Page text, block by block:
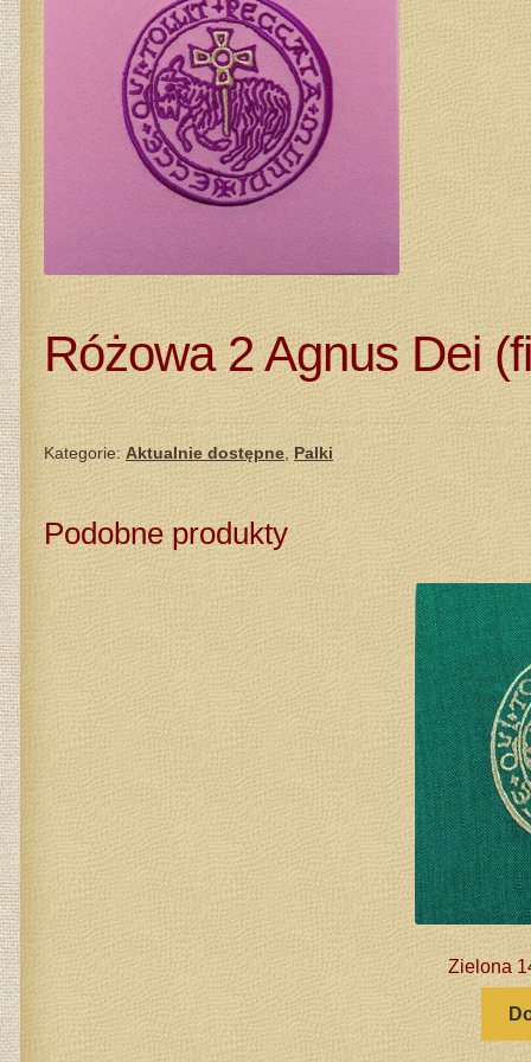
Różowa 2 Agnus Dei
Kategorie:Aktualnie dostępne,Palki
Podobne produkty
Zielona